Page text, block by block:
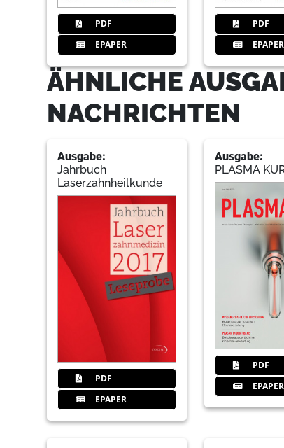
PDF
EPAPER
PDF
EPAPER
ÄHNLICHE
NACHRICHTEN
Ausgabe:
Jahrbuch
Laserzahnheilkunde
PDF
EPAPER
Ausgabe:
PLASMA
PDF
EPAPER